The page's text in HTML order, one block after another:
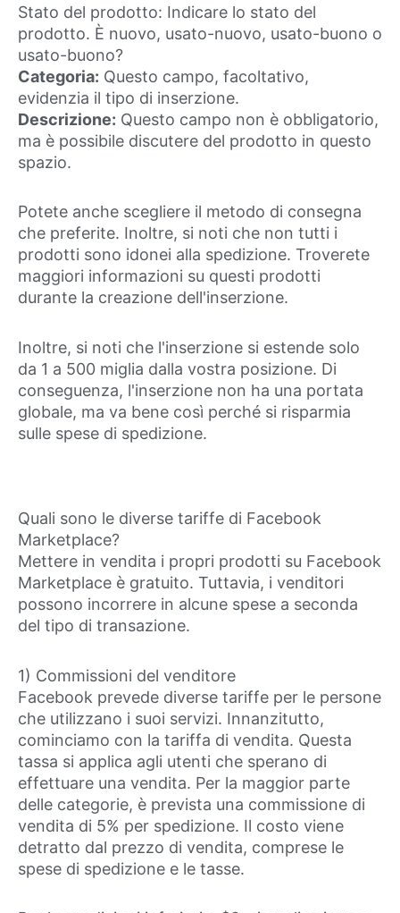
Stato del prodotto: Indicare lo stato del
prodotto. È nuovo, usato-nuovo, usato-buono o
usato-buono?
Categoria: Questo campo, facoltativo,
evidenzia il tipo di inserzione.
Descrizione: Questo campo non è obbligatorio,
ma è possibile discutere del prodotto in questo
spazio.
Potete anche scegliere il metodo di consegna
che preferite. Inoltre, si noti che non tutti i
prodotti sono idonei alla spedizione. Troverete
maggiori informazioni su questi prodotti
durante la creazione dell'inserzione.
Inoltre, si noti che l'inserzione si estende solo
da 1 a 500 miglia dalla vostra posizione. Di
conseguenza, l'inserzione non ha una portata
globale, ma va bene così perché si risparmia
sulle spese di spedizione.
Quali sono le diverse tariffe di Facebook
Marketplace?
Mettere in vendita i propri prodotti su Facebook
Marketplace è gratuito. Tuttavia, i venditori
possono incorrere in alcune spese a seconda
del tipo di transazione.
1) Commissioni del venditore
Facebook prevede diverse tariffe per le persone
che utilizzano i suoi servizi. Innanzitutto,
cominciamo con la tariffa di vendita. Questa
tassa si applica agli utenti che sperano di
effettuare una vendita. Per la maggior parte
delle categorie, è prevista una commissione di
vendita di 5% per spedizione. Il costo viene
detratto dal prezzo di vendita, comprese le
spese di spedizione e le tasse.